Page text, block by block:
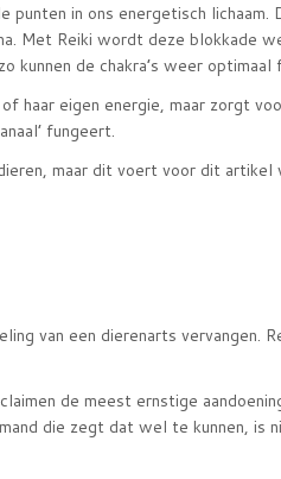
in ons energetisch lichaam.
Met Reiki wordt deze blokkade
de chakra’s weer optimaal
haar eigen energie, maar zorgt
fungeert.
maar dit voert voor dit
van een dierenarts vervangen.
de meest ernstige
die zegt dat wel te kunnen, is